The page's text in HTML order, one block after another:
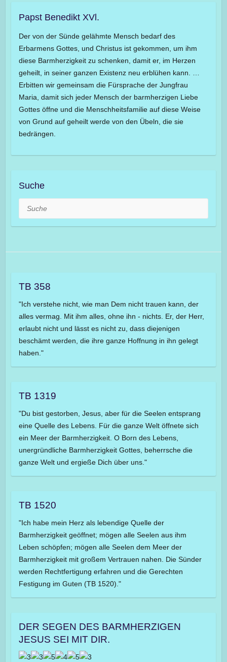
Papst Benedikt XVl.
Der von der Sünde gelähmte Mensch bedarf des
Erbarmens Gottes, und Christus ist gekommen, um ihm
diese Barmherzigkeit zu schenken, damit er, im Herzen
geheilt, in seiner ganzen Existenz neu erblühen kann. …
Erbitten wir gemeinsam die Fürsprache der Jungfrau
Maria, damit sich jeder Mensch der barmherzigen Liebe
Gottes öffne und die Menschheitsfamilie auf diese Weise
von Grund auf geheilt werde von den Übeln, die sie
bedrängen.
Suche
Suche
TB 358
"Ich verstehe nicht, wie man Dem nicht trauen kann, der
alles vermag. Mit ihm alles, ohne ihn - nichts. Er, der Herr,
erlaubt nicht und lässt es nicht zu, dass diejenigen
beschämt werden, die ihre ganze Hoffnung in ihn gelegt
haben."
TB 1319
"Du bist gestorben, Jesus, aber für die Seelen entsprang
eine Quelle des Lebens. Für die ganze Welt öffnete sich
ein Meer der Barmherzigkeit. O Born des Lebens,
unergründliche Barmherzigkeit Gottes, beherrsche die
ganze Welt und ergieße Dich über uns."
TB 1520
"Ich habe mein Herz als lebendige Quelle der
Barmherzigkeit geöffnet; mögen alle Seelen aus ihm
Leben schöpfen; mögen alle Seelen dem Meer der
Barmherzigkeit mit großem Vertrauen nahen. Die Sünder
werden Rechtfertigung erfahren und die Gerechten
Festigung im Guten (TB 1520)."
DER SEGEN DES BARMHERZIGEN
JESUS SEI MIT DIR.